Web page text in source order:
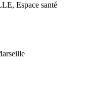
, Espace santé